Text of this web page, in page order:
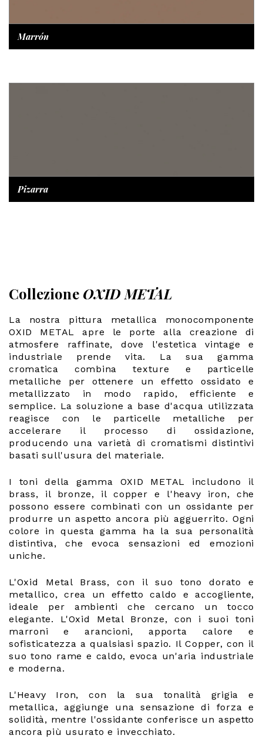
Marrón
Pizarra
Collezione OXID METAL
La nostra pittura metallica monocomponente
OXID METAL apre le porte alla creazione di
atmosfere raffinate, dove l'estetica vintage e
industriale prende vita. La sua gamma
cromatica combina texture e particelle
metalliche per ottenere un effetto ossidato e
metallizzato in modo rapido, efficiente e
semplice. La soluzione a base d'acqua utilizzata
reagisce con le particelle metalliche per
accelerare il processo di ossidazione,
producendo una varietà di cromatismi distintivi
basati sull'usura del materiale.
I toni della gamma OXID METAL includono il
brass, il bronze, il copper e l'heavy iron, che
possono essere combinati con un ossidante per
produrre un aspetto ancora più agguerrito. Ogni
colore in questa gamma ha la sua personalità
distintiva, che evoca sensazioni ed emozioni
uniche.
L'Oxid Metal Brass, con il suo tono dorato e
metallico, crea un effetto caldo e accogliente,
ideale per ambienti che cercano un tocco
elegante. L'Oxid Metal Bronze, con i suoi toni
marroni e arancioni, apporta calore e
sofisticatezza a qualsiasi spazio. Il Copper, con il
suo tono rame e caldo, evoca un'aria industriale
e moderna.
L'Heavy Iron, con la sua tonalità grigia e
metallica, aggiunge una sensazione di forza e
solidità, mentre l'ossidante conferisce un aspetto
ancora più usurato e invecchiato.